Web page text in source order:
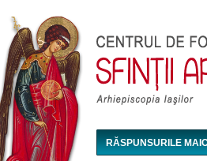
RĂSPUNSURILE